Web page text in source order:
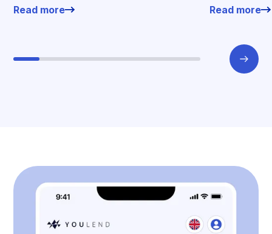
offers.
Read more
working
Read more